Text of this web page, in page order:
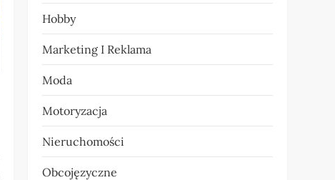
Hobby
Marketing I Reklama
Moda
Motoryzacja
Nieruchomości
Obcojęzyczne